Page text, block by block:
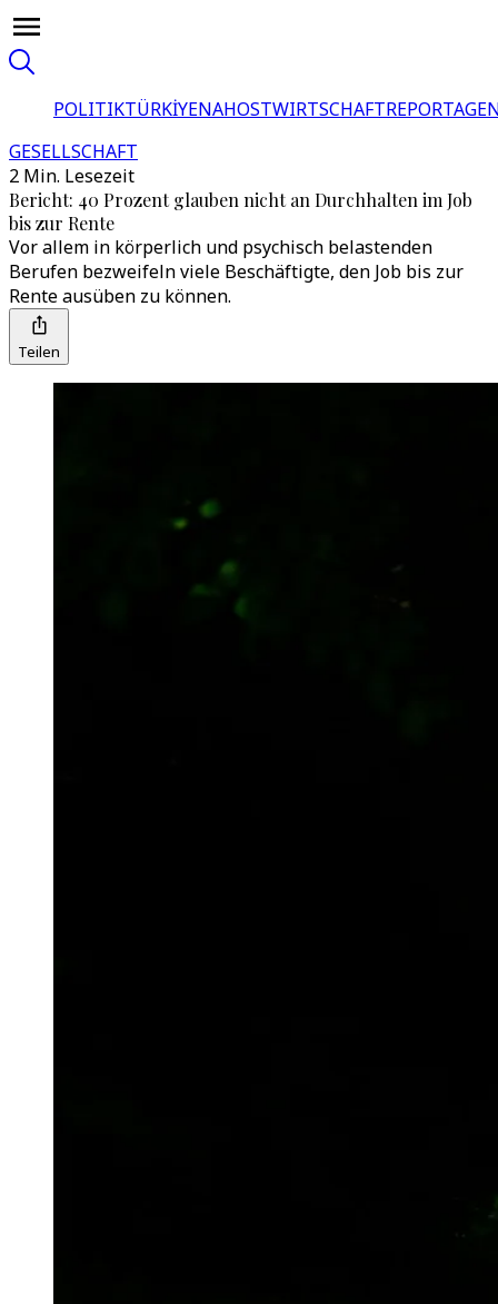
POLITIKTÜRKİYENAHOSTWIRTSCHAFT
GESELLSCHAFT
2 Min. Lesezeit
Bericht: 40 Prozent glauben nicht an Durchhalten im Job
bis zur Rente
Vor allem in körperlich und psychisch belastenden
Berufen bezweifeln viele Beschäftigte, den Job bis zur
Rente ausüben zu können.
Teilen